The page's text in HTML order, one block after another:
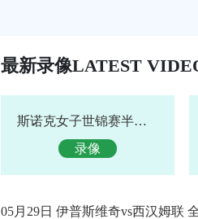
最新录像LATEST
斯诺克女子世锦赛半决赛 白雨露vs夏雨滢 全场录像回放
录像
05月29日 伊普斯维奇vs西汉姆联